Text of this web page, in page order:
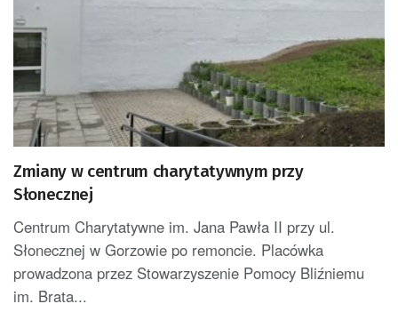
Zmiany w centrum charytatywnym przy
Słonecznej
Centrum Charytatywne im. Jana Pawła II przy ul.
Słonecznej w Gorzowie po remoncie. Placówka
prowadzona przez Stowarzyszenie Pomocy Bliźniemu
im. Brata...